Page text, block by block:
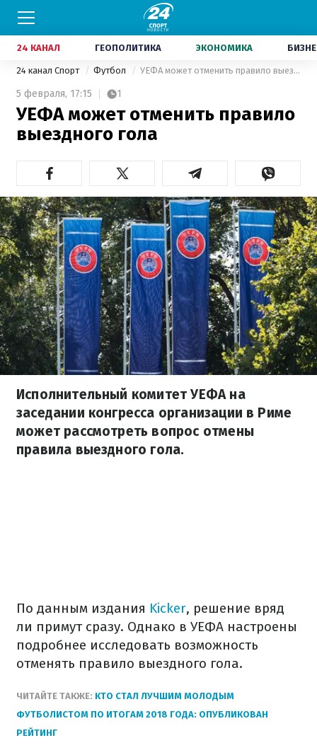
24 КАНАЛ ГЕОПОЛИТИКА ЭКОНОМИКА
24 канал Спорт Футбол УЕФА может отменить правило выездного гола
5 февраля, 17:15 1
УЕФА может отменить правило
выездного гола
Исполнительный комитет УЕФА на
заседании конгресса организации в Риме
может рассмотреть вопрос отмены
правила выездного гола.
По данным издания Kicker, решение вряд
ли примут сразу. Однако в УЕФА настроены
подробнее исследовать возможность
отменять правило выездного гола.
ЧИТАЙТЕ ТАКЖЕ: КТО СТАЛ ЛУЧШИМ МОЛОДЫМ
ФУТБОЛИСТОМ ПО ИТОГАМ 2018 ГОДА: ОПУБЛИКОВАН
РЕЙТИНГ